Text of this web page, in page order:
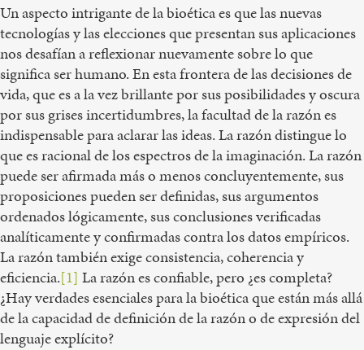
Un aspecto intrigante de la bioética es que las nuevas
tecnologías y las elecciones que presentan sus aplicaciones
nos desafían a reflexionar nuevamente sobre lo que
significa ser humano. En esta frontera de las decisiones de
vida, que es a la vez brillante por sus posibilidades y oscura
por sus grises incertidumbres, la facultad de la razón es
indispensable para aclarar las ideas. La razón distingue lo
que es racional de los espectros de la imaginación. La razón
puede ser afirmada más o menos concluyentemente, sus
proposiciones pueden ser definidas, sus argumentos
ordenados lógicamente, sus conclusiones verificadas
analíticamente y confirmadas contra los datos empíricos.
La razón también exige consistencia, coherencia y
eficiencia.[1] La razón es confiable, pero ¿es completa?
¿Hay verdades esenciales para la bioética que están más allá
de la capacidad de definición de la razón o de expresión del
lenguaje explícito?